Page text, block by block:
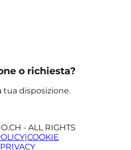
o richiesta?
tua disposizione.
- ALL RIGHTS
|COOKIE